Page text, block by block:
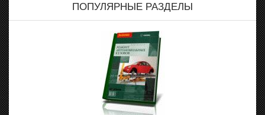
ПОПУЛЯРНЫЕ РАЗДЕЛЫ